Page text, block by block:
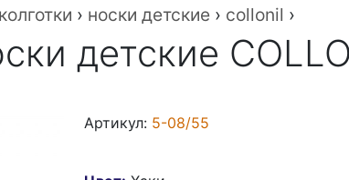
› носки детские › collonil ›
детские
Артикул: 5-08/55